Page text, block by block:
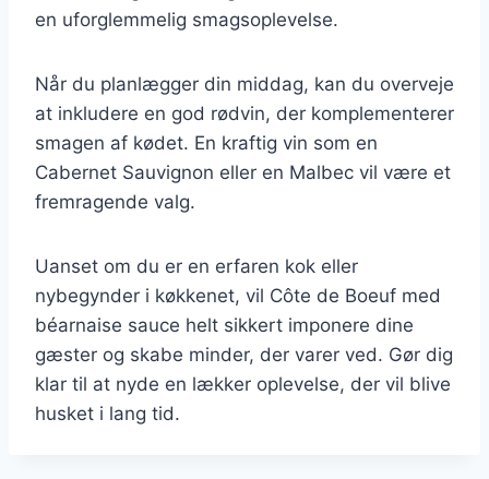
en uforglemmelig smagsoplevelse.
Når du planlægger din middag, kan du overveje
at inkludere en god rødvin, der komplementerer
smagen af kødet. En kraftig vin som en
Cabernet Sauvignon eller en Malbec vil være et
fremragende valg.
Uanset om du er en erfaren kok eller
nybegynder i køkkenet, vil Côte de Boeuf med
béarnaise sauce helt sikkert imponere dine
gæster og skabe minder, der varer ved. Gør dig
klar til at nyde en lækker oplevelse, der vil blive
husket i lang tid.